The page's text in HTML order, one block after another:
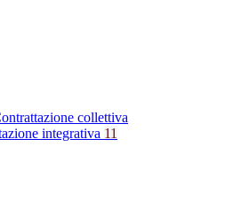
collettiva
integrativa 11